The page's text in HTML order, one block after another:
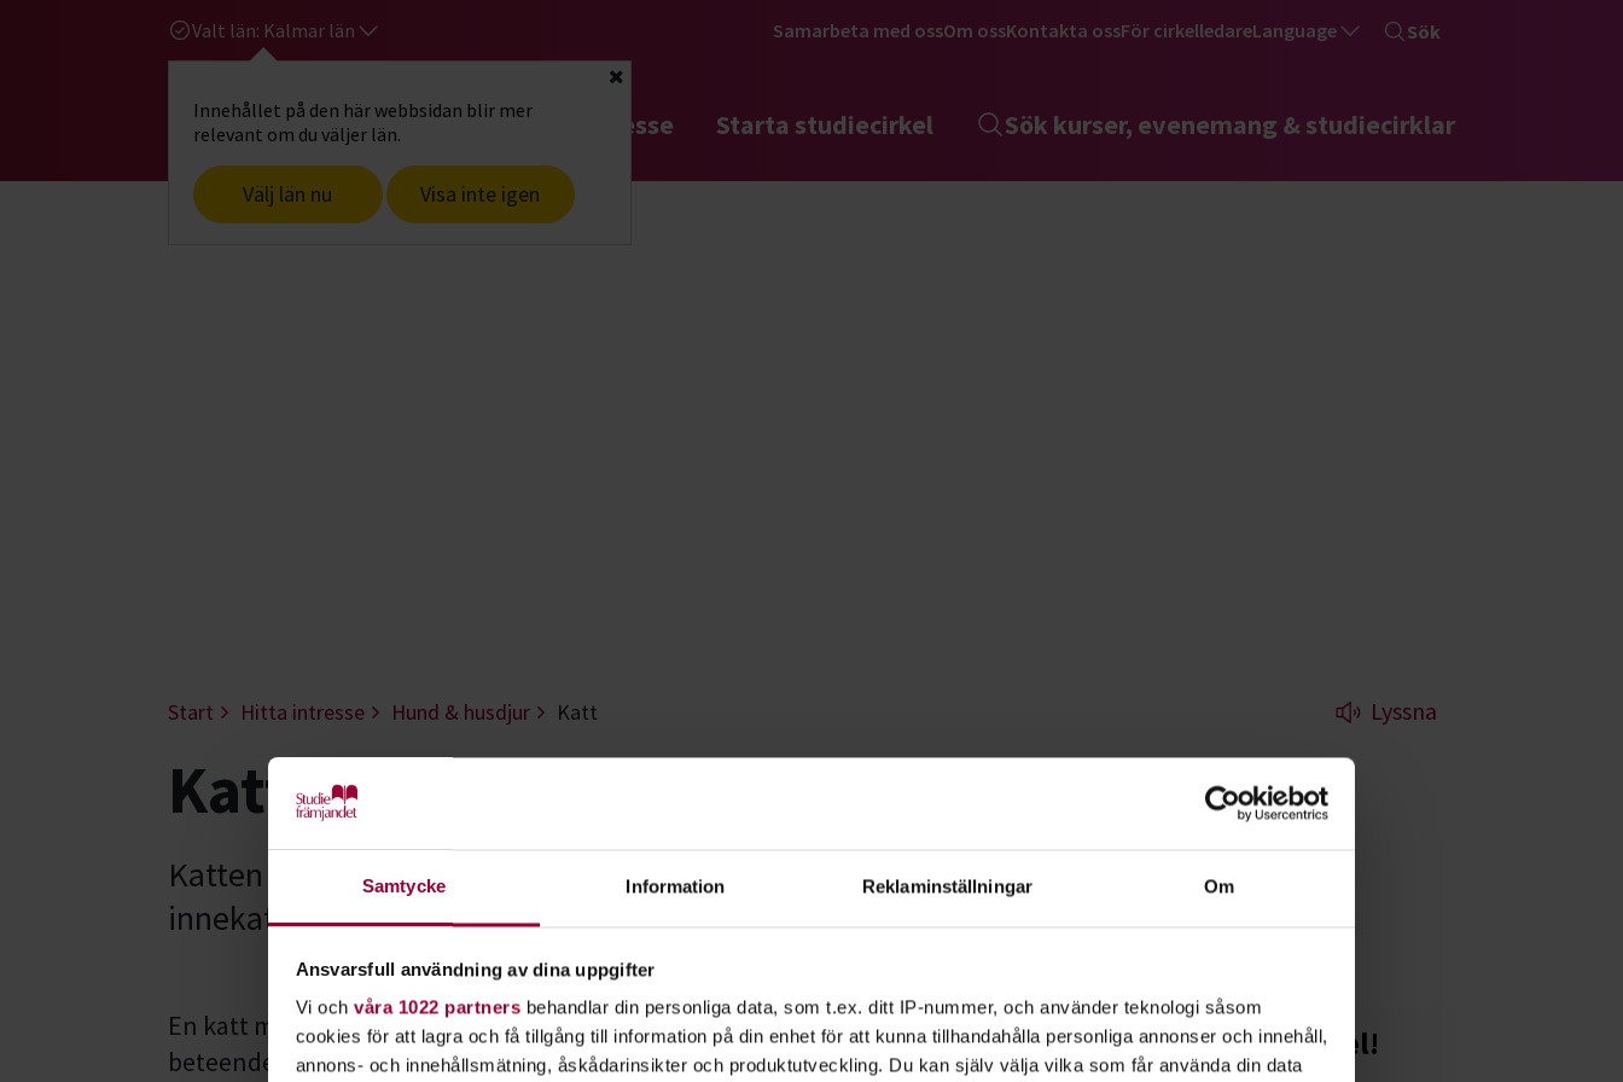
Samtycke Information Reklaminställningar Om
Ansvarsfull användning av dina uppgifter
Vi och våra 1022 partners behandlar din personliga data, som t.ex. ditt IP-nummer, och använder teknologi såsom
cookies för att lagra och få tillgång till information på din enhet för att kunna tillhandahålla personliga annonser och innehåll,
annons- och innehållsmätning, åskådarinsikter och produktutveckling. Du kan själv välja vilka som får använda din data
Valt län: Kalmar län
Innehållet på den här webbsidan blir mer
relevant om du väljer län.
Välj län nu Visa inte igen
Stäng
Samarbeta med ossOm ossKontakta ossFör cirkelledareLanguage Sök
Gå till studiefrämjandets startsidaHitta intresse Starta studiecirkel Sök kurser, evenemang & studiecirklar
Start Hitta intresse Hund & husdjur Katt Lyssna
Katt - Kalmar
Katten är Sveriges vanligaste husdjur. Det finns mycket som är bra att veta om både
innekatter och utekatter för att de ska må bra och trivas hemma hos dig.
En katt mår bra om den får röra på sig och får utlopp för sina naturliga
beteenden men hur ska det gå till inomhus? Och om du har din katt ute när
Starta en studiecirkel!